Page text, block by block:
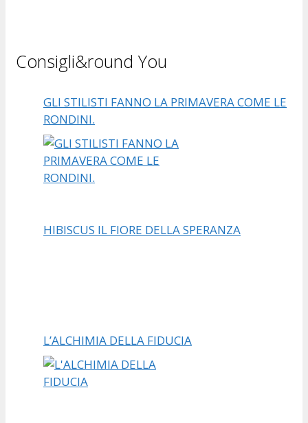
Consigli&round You
GLI STILISTI FANNO LA PRIMAVERA COME LE
RONDINI.
HIBISCUS IL FIORE DELLA SPERANZA
L’ALCHIMIA DELLA FIDUCIA